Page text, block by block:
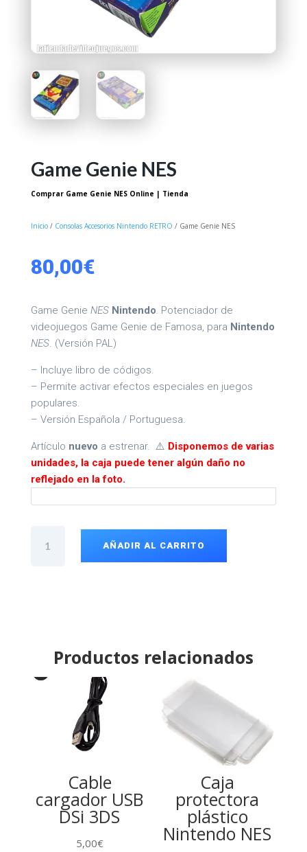
Game Genie NES
Comprar Game Genie NES Online | Tienda
Inicio/ Consolas Accesorios Nintendo RETRO / Game Genie NES
80,00€
Game Genie NES Nintendo Potenciador de
videojuegos Game Genie de Famosa, para Nintendo
NES. (Versión PAL)
– Incluye libro de códigos.
– Permite activar efectos especiales en juegos
populares.
– Versión Española / Portuguesa.
Artículo nuevo a estrenar. ⚠️ Disponemos de varias
unidades, la caja puede tener algún daño no
reflejado en la foto.
Genie
AÑADIR AL CARRITO
Productos relacionados
Cable
cargador USB
DSi 3DS
5,00€
Caja
protectora
plástico
Nintendo NES